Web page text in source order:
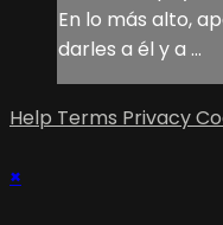
En lo más alto,
darles a él y a ...
Help Terms Privacy
×